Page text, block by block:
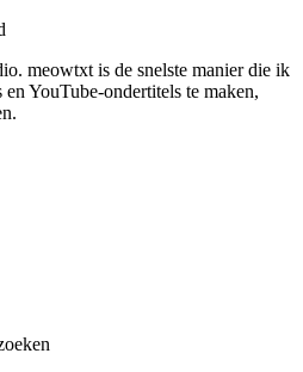
meowtxt is de snelste manier die ik
YouTube-ondertitels te maken,